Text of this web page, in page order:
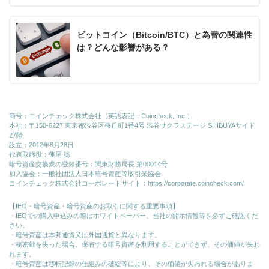
ビットコイン（Bitcoin/BTC）と為替の関連性
は？どんな影響がある？
商号：コインチェック株式会社（英語表記：Coincheck, Inc.）
本社：〒150-6227 東京都渋谷区桜丘町1番4号 渋谷サクラステージ SHIBUYAサイド
27階
設立：2012年8月28日
代表取締役：蓮尾 聡
暗号資産交換業の登録番号：関東財務局長 第00014号
加入協会：一般社団法人日本暗号資産等取引業協会
コインチェック株式会社コーポレートサイト： https://corporate.coincheck.com/
【IEO・暗号資産・暗号資産のお取引に関する重要事項】
・IEOでの購入申込みの際はホワイトペーパー、当社の開示情報等を必ずご確認くだ
さい。
・暗号資産は本邦通貨又は外国通貨と異なります。
・秘密鍵を失った場合、保有する暗号資産を利用することができず、その価値が失わ
れます。
・暗号資産は移転記録の仕組みの破綻等により、その価値が失われる場合がありま